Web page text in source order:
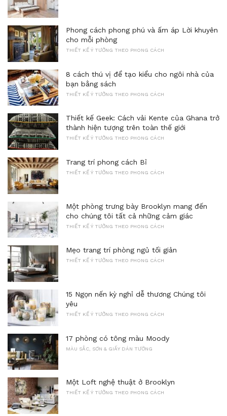
Phong cách phong phú và ấm áp Lời khuyên
cho mỗi phòng
THIẾT KẾ Ý TƯỞNG THEO PHONG CÁCH
8 cách thú vị để tạo kiểu cho ngôi nhà của
bạn bằng sách
THIẾT KẾ Ý TƯỞNG THEO PHONG CÁCH
Thiết kế Geek: Cách vải Kente của Ghana trở
thành hiện tượng trên toàn thế giới
THIẾT KẾ Ý TƯỞNG THEO PHONG CÁCH
Trang trí phong cách Bỉ
THIẾT KẾ Ý TƯỞNG THEO PHONG CÁCH
Một phòng trưng bày Brooklyn mang đến
cho chúng tôi tất cả những cảm giác
THIẾT KẾ Ý TƯỞNG THEO PHONG CÁCH
Mẹo trang trí phòng ngủ tối giản
THIẾT KẾ Ý TƯỞNG THEO PHONG CÁCH
15 Ngọn nến kỳ nghỉ dễ thương Chúng tôi
yêu
THIẾT KẾ Ý TƯỞNG THEO PHONG CÁCH
17 phòng có tông màu Moody
MÀU SẮC, SƠN & GIẤY DÁN TƯỜNG
Một Loft nghệ thuật ở Brooklyn
THIẾT KẾ Ý TƯỞNG THEO PHONG CÁCH